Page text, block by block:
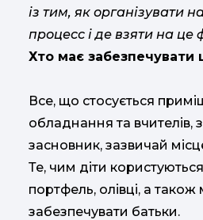
із тим, як організувати
процесс і де взяти на це
Хто має
Все, що стосується
обладнання та вчителів,
засновник, зазвичай
Те, чим діти
портфель, олівці, а
забезпечувати батьки.